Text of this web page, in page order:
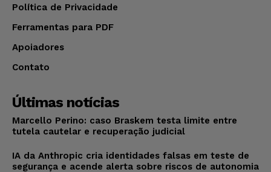
Política de Privacidade
Ferramentas para PDF
Apoiadores
Contato
Últimas notícias
Marcello Perino: caso Braskem testa limite entre
tutela cautelar e recuperação judicial
IA da Anthropic cria identidades falsas em teste de
segurança e acende alerta sobre riscos de autonomia